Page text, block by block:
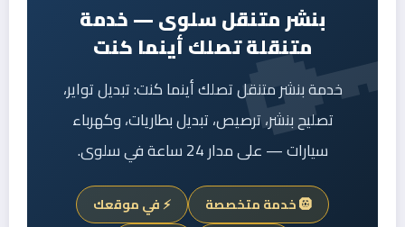
بنشر متنقل سلوى — خدمة
متنقلة تصلك أينما كنت
خدمة بنشر متنقل تصلك أينما كنت: تبديل تواير،
تصليح بنشر، ترصيص، تبديل بطاريات، وكهرباء
سيارات — على مدار 24 ساعة في سلوى.
🛞 خدمة متخصصة
⚡ في موقعك